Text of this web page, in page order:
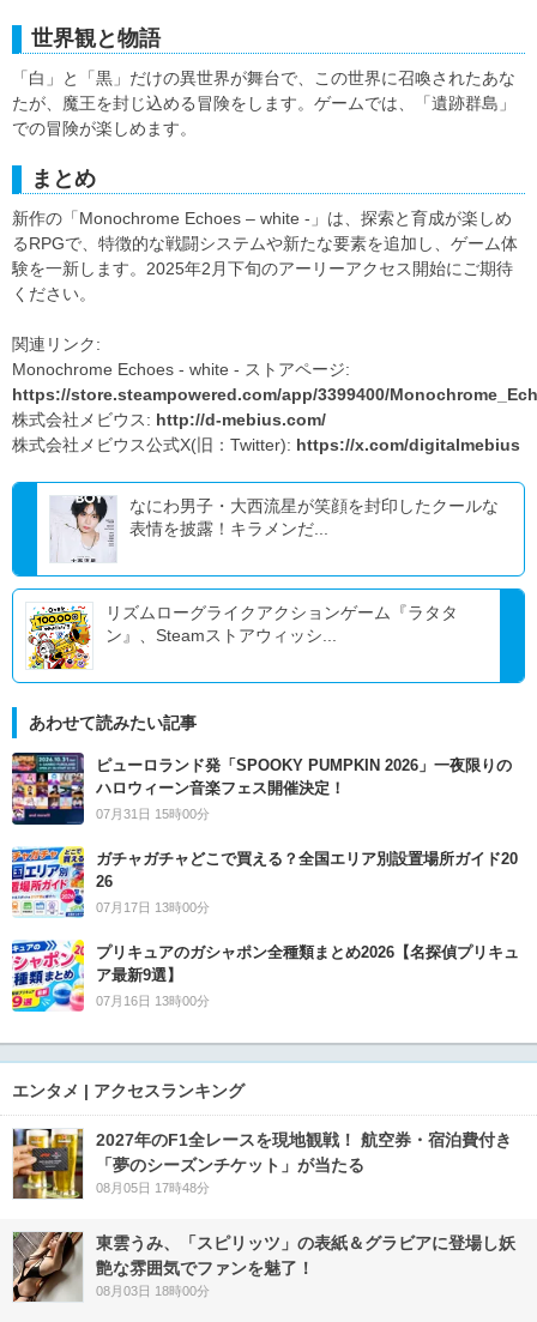
世界観と物語
「白」と「黒」だけの異世界が舞台で、この世界に召喚されたあな
たが、魔王を封じ込める冒険をします。ゲームでは、「遺跡群島」
での冒険が楽しめます。
まとめ
新作の「Monochrome Echoes – white -」は、探索と育成が楽しめ
るRPGで、特徴的な戦闘システムや新たな要素を追加し、ゲーム体
験を一新します。2025年2月下旬のアーリーアクセス開始にご期待
ください。
関連リンク:
Monochrome Echoes - white - ストアページ:
https://store.steampowered.com/app/3399400/
株式会社メビウス: http://d-mebius.com/
株式会社メビウス公式X(旧：Twitter): https://x.com/digitalmebius
なにわ男子・大西流星が笑顔を封印したクールな
表情を披露！キラメンだ...
リズムローグライクアクションゲーム『ラタタ
ン』、Steamストアウィッシ...
あわせて読みたい記事
ピューロランド発「SPOOKY PUMPKIN 2026」一夜限りの
ハロウィーン音楽フェス開催決定！
07月31日 15時00分
ガチャガチャどこで買える？全国エリア別設置場所ガイド20
26
07月17日 13時00分
プリキュアのガシャポン全種類まとめ2026【名探偵プリキュ
ア最新9選】
07月16日 13時00分
エンタメ | アクセスランキング
2027年のF1全レースを現地観戦！ 航空券・宿泊費付き
「夢のシーズンチケット」が当たる
08月05日 17時48分
東雲うみ、「スピリッツ」の表紙＆グラビアに登場し妖
艶な雰囲気でファンを魅了！
08月03日 18時00分